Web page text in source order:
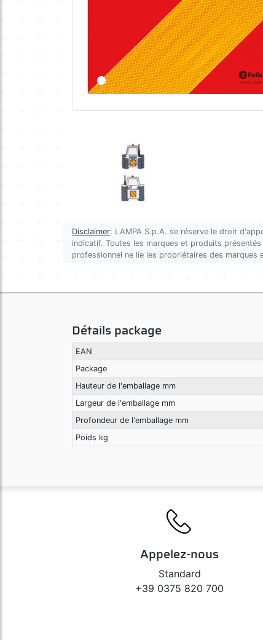
Disclaimer: LAMPA S.p.A. se réserve le droit
indicatif. Toutes les marques et produits
professionnel ne lie les propriétaires des
Détails package
EAN
Package
Hauteur de l'emballage mm
Largeur de l'emballage mm
Profondeur de l'emballage mm
Poids kg
Appelez-nous
Standard
+39 0375 820 700